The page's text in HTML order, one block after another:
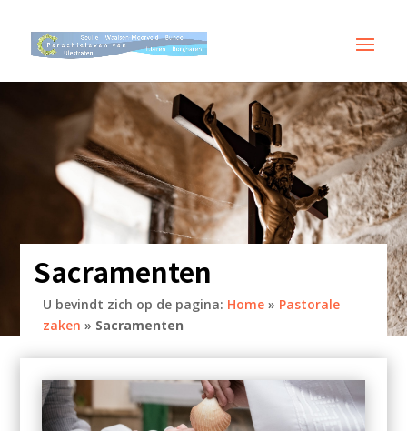
Sacramenten
U bevindt zich op de pagina: Home » Pastorale
zaken » Sacramenten